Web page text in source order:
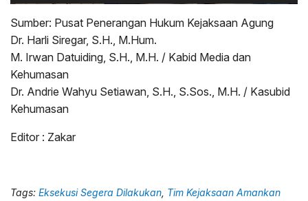
Sumber: Pusat Penerangan Hukum Kejaksaan Agung
Dr. Harli Siregar, S.H., M.Hum.
M. Irwan Datuiding, S.H., M.H. / Kabid Media dan
Kehumasan
Dr. Andrie Wahyu Setiawan, S.H., S.Sos., M.H. / Kasubid
Kehumasan
Editor : Zakar
Tags: Eksekusi Segera Dilakukan Tim Kejaksaan Amankan